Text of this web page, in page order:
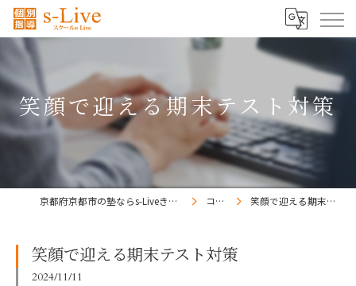
笑顔で迎える期末テスト対策
京都府京都市の塾ならs-Liveきょうと梅小路校 コラム 笑顔で迎える期末テスト対策
笑顔で迎える期末テスト対策
2024/11/11